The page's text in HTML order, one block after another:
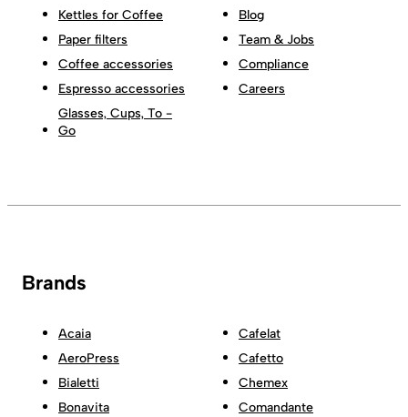
Kettles for Coffee
Paper filters
Coffee accessories
Espresso accessories
Glasses, Cups, To -
Go
Blog
Team & Jobs
Compliance
Careers
Brands
Acaia
AeroPress
Bialetti
Bonavita
Cafelat
Cafetto
Chemex
Comandante